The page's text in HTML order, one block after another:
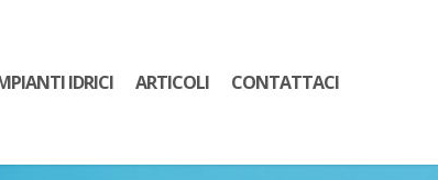
IDRICI ARTICOLI CONTATTACI